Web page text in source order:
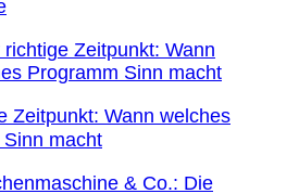
Zeitpunkt: Wann welches
macht